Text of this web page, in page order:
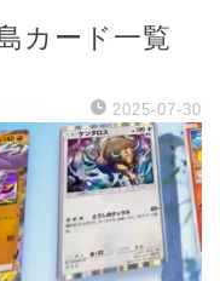
カード一覧
2025-07-30